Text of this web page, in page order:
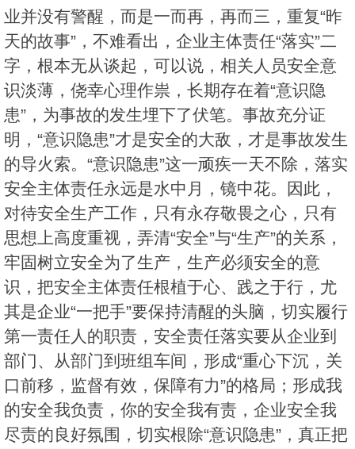
业并没有警醒，而是一而再，再而三，重复“昨
天的故事”，不难看出，企业主体责任“落实”二
字，根本无从谈起，可以说，相关人员安全意
识淡薄，侥幸心理作祟，长期存在着“意识隐
患”，为事故的发生埋下了伏笔。事故充分证
明，“意识隐患”才是安全的大敌，才是事故发生
的导火索。“意识隐患”这一顽疾一天不除，落实
安全主体责任永远是水中月，镜中花。因此，
对待安全生产工作，只有永存敬畏之心，只有
思想上高度重视，弄清“安全”与“生产”的关系，
牢固树立安全为了生产，生产必须安全的意
识，把安全主体责任根植于心、践之于行，尤
其是企业“一把手”要保持清醒的头脑，切实履行
第一责任人的职责，安全责任落实要从企业到
部门、从部门到班组车间，形成“重心下沉，关
口前移，监督有效，保障有力”的格局；形成我
的安全我负责，你的安全我有责，企业安全我
尽责的良好氛围，切实根除“意识隐患”，真正把